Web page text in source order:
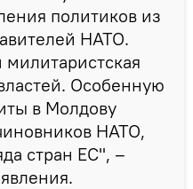
политиков из
НАТО.
милитаристская
Особенную
в Молдову
НАТО,
стран ЕС", –